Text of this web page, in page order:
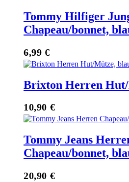
Tommy Hilfiger
Chapeau/bonnet,
6,99 €
Brixton Herren
10,90 €
Tommy Jeans
Chapeau/bonnet,
20,90 €